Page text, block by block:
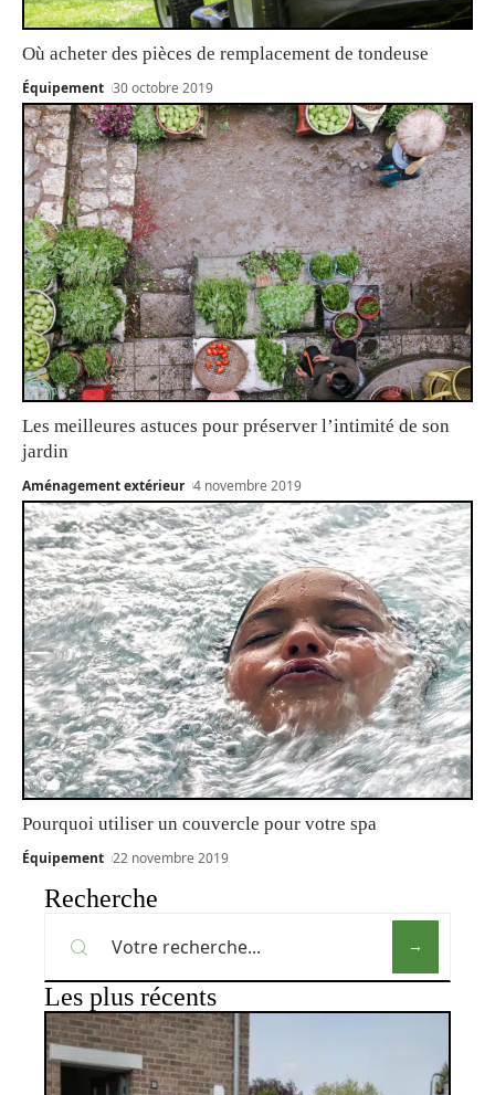
Où acheter des pièces de remplacement de tondeuse
Équipement 30 octobre 2019
Les meilleures astuces pour préserver l’intimité de son
jardin
Aménagement extérieur 4 novembre 2019
Pourquoi utiliser un couvercle pour votre spa
Équipement 22 novembre 2019
Recherche
Les plus récents